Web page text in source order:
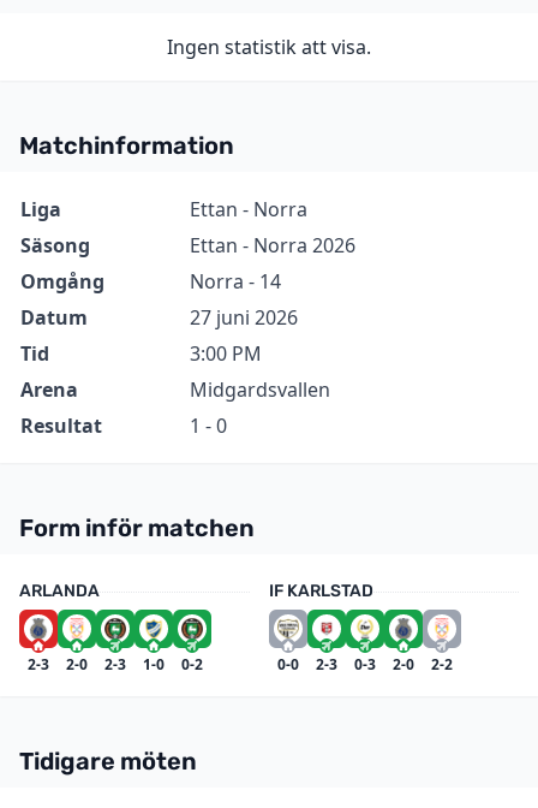
Ingen statistik att visa.
Matchinformation
Information Värde
Liga
Ettan - Norra
Säsong
Ettan - Norra 2026
Omgång
Norra - 14
Datum
27 juni 2026
Tid
3:00 PM
Arena
Midgardsvallen
Resultat
1 - 0
Form inför matchen
ARLANDA
2-3 2-0 2-3 1-0 0-2
IF KARLSTAD
0-0 2-3 0-3 2-0 2-2
Tidigare möten